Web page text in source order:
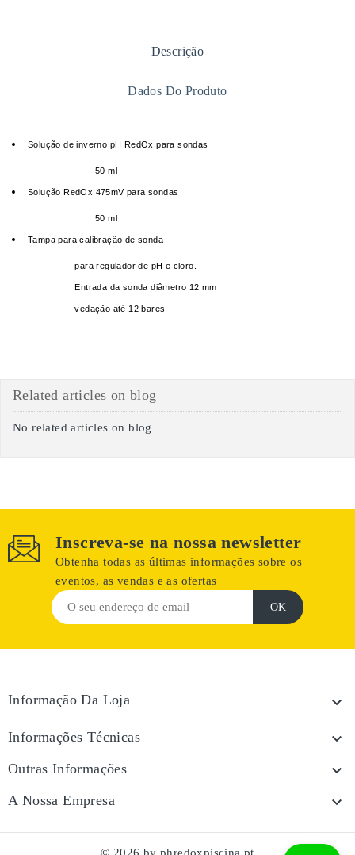
Descrição
Dados Do Produto
Solução de inverno pH RedOx para sondas
50 ml
Solução RedOx 475mV para sondas
50 ml
Tampa para calibração de sonda
para regulador de pH e cloro.
Entrada da sonda diâmetro 12 mm
vedação até 12 bares
Related articles on blog
No related articles on blog
Inscreva-se na nossa newsletter
Obtenha todas as últimas informações sobre os
eventos, as vendas e as ofertas
Informação Da Loja 
Informações Técnicas 
Outras Informações 
A Nossa Empresa 